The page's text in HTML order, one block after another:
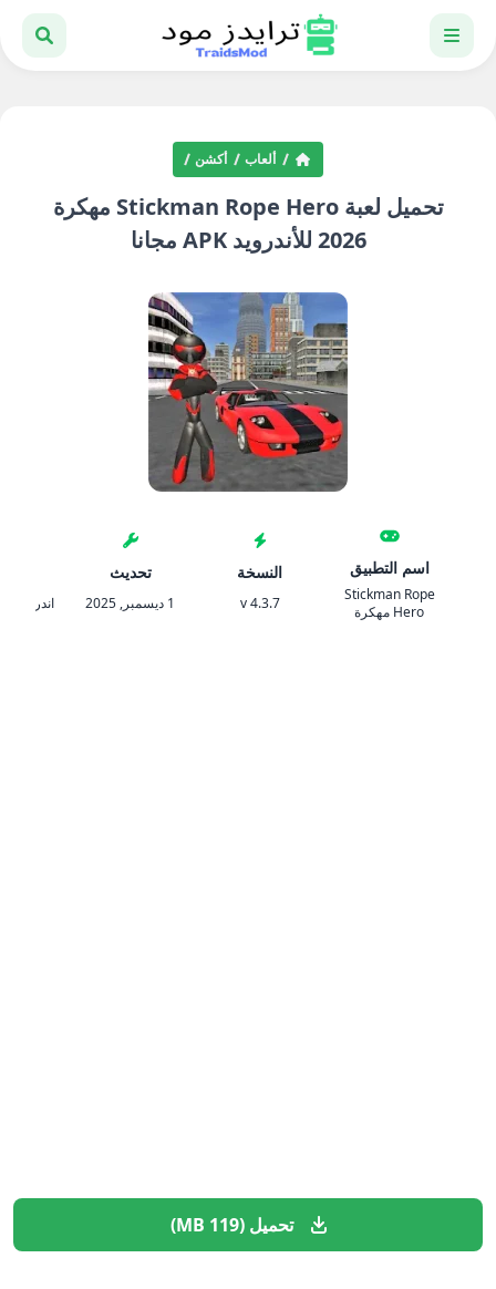
ألعاب أكشن
تحميل لعبة Stickman Rope Hero مهكرة
2026 للأندرويد APK مجانا
اسم التطبيق
Stickman Rope
Hero مهكرة
النسخة
v 4.3.7
تحديث
1 ديسمبر, 2025 اندرويد 5.1 والأحدث
تحميل (119 MB)